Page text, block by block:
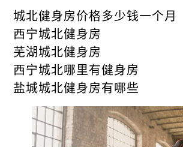
城北健身房价格多少钱一个月
西宁城北健身房
芜湖城北健身房
西宁城北哪里有健身房
盐城城北健身房有哪些